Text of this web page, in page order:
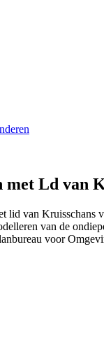
met Ld van
lid van
van de
voor